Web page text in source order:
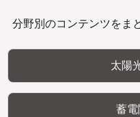
分野別のコンテンツをま
太陽
蓄電